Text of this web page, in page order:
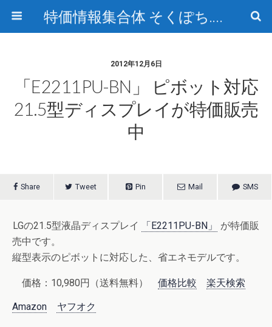
特価情報集合体 そくぽち.com
2012年12月6日
「E2211PU-BN」 ピボット対応
21.5型ディスプレイが特価販売
中
Share Tweet Pin Mail SMS
LGの21.5型液晶ディスプレイ 「E2211PU-BN」
が特価販
売中です。
縦型表示のピボットに対応した、省エネモデルです。
価格：10,980円（送料無料） 価格比較 楽天検索
Amazon ヤフオク